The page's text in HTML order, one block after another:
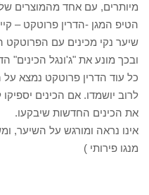
מיותרים, עם אחד מהמוצרים של
הטיפ המגן -הדרין פרוטקט –
שיער נקי מכינים עם
ובכך מונע את "ג'ונגל
כל עוד הדרין פרוטקט נמצא על
לרוב יושמדו. אם הכינים
את הכינים החדשות שיבקעו.
אינו נראה ומורגש על השיער,
מנגו פירותי )